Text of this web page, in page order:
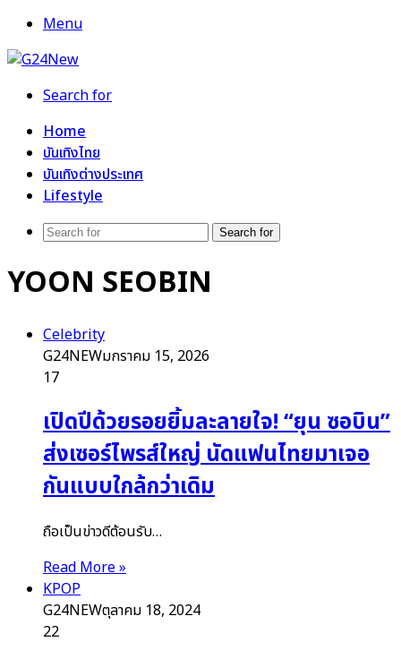
Menu
Search for
Home
บันเทิงไทย
บันเทิงต่างประเทศ
Lifestyle
Search for
YOON SEOBIN
Celebrity
G24NEWมกราคม 15, 2026
17
เปิดปีด้วยรอยยิ้มละลายใจ! “ยุน ซอบิน”
ส่งเซอร์ไพรส์ใหญ่ นัดแฟนไทยมาเจอ
กันแบบใกล้กว่าเดิม
ถือเป็นข่าวดีต้อนรับ…
Read More »
KPOP
G24NEWตุลาคม 18, 2024
22